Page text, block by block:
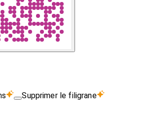
Supprimer le filigrane